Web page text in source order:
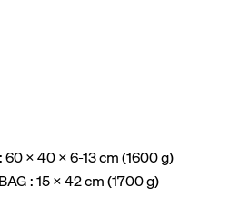
x 40 x 6-13 cm (1600 g)
: 15 x 42 cm (1700 g)